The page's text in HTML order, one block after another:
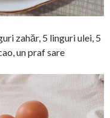
zahăr, 5 linguri ulei, 5
un praf sare